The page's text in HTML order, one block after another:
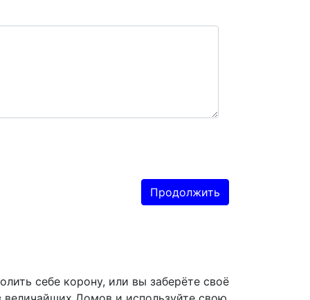
Продолжить
себе корону, или вы заберёте своё